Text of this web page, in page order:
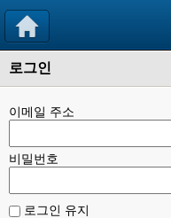
로그인
이메일 주소
비밀번호
로그인 유지